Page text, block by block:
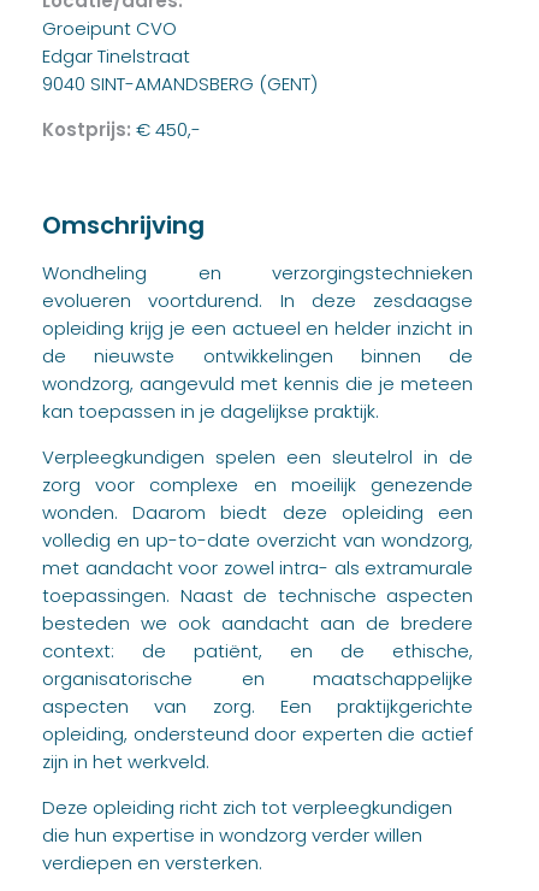
Groeipunt CVO
Edgar Tinelstraat
9040 SINT-AMANDSBERG (GENT)
Kostprijs: € 450,-
Omschrijving
Wondheling en verzorgingstechnieken
evolueren voortdurend. In deze zesdaagse
opleiding krijg je een actueel en helder inzicht in
de nieuwste ontwikkelingen binnen de
wondzorg, aangevuld met kennis die je meteen
kan toepassen in je dagelijkse praktijk.
Verpleegkundigen spelen een sleutelrol in de
zorg voor complexe en moeilijk genezende
wonden. Daarom biedt deze opleiding een
volledig en up-to-date overzicht van wondzorg,
met aandacht voor zowel intra- als extramurale
toepassingen. Naast de technische aspecten
besteden we ook aandacht aan de bredere
context: de patiënt, en de ethische,
organisatorische en maatschappelijke
aspecten van zorg. Een praktijkgerichte
opleiding, ondersteund door experten die actief
zijn in het werkveld.
Deze opleiding richt zich tot verpleegkundigen
die hun expertise in wondzorg verder willen
verdiepen en versterken.